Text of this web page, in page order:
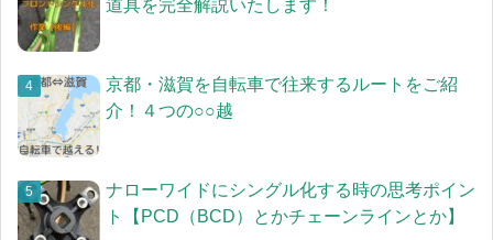
道具を完全解説いたします！
京都・滋賀を自転車で往来するルートをご紹
介！４つの○○越
ナローワイドにシングル化する時の思考ポイン
ト【PCD（BCD）とかチェーンラインとか】